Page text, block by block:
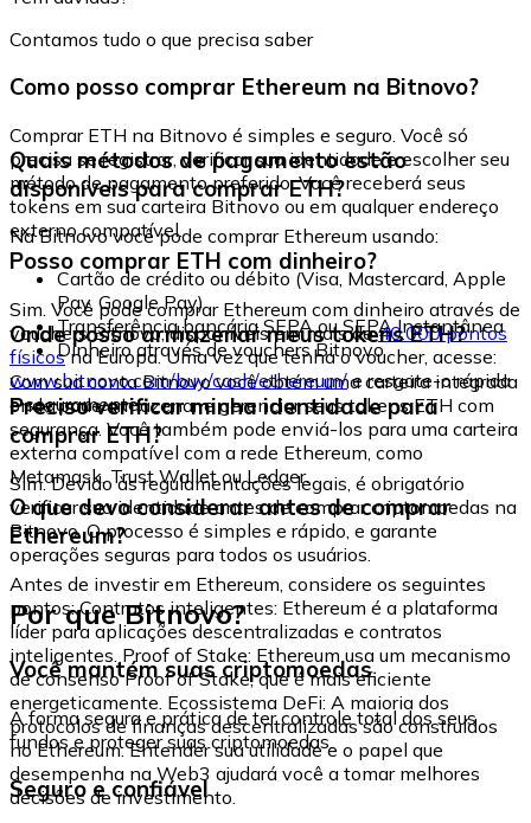
Contamos tudo o que precisa saber
Como posso comprar Ethereum na Bitnovo?
Comprar ETH na Bitnovo é simples e seguro. Você só
precisa se registrar, verificar sua identidade e escolher seu
método de pagamento preferido. Você receberá seus
tokens em sua carteira Bitnovo ou em qualquer endereço
externo compatível.
Quais métodos de pagamento estão
disponíveis para comprar ETH?
Na Bitnovo você pode comprar Ethereum usando:
Cartão de crédito ou débito (Visa, Mastercard, Apple
Pay, Google Pay)
Transferência bancária SEPA ou SEPA Instantânea
Dinheiro através de vouchers Bitnovo
Posso comprar ETH com dinheiro?
Sim. Você pode comprar Ethereum com dinheiro através de
vouchers Bitnovo, disponíveis em mais de40.000 pontos
físicosna Europa. Uma vez que tenha o voucher, acesse:
www.bitnovo.com/buy/cash/ethereum/e resgate-o rápida
e seguramente.
Onde posso armazenar meus tokens ETH?
Com sua conta Bitnovo você obtém uma carteira integrada
onde pode armazenar e gerenciar seus tokens ETH com
segurança. Você também pode enviá-los para uma carteira
externa compatível com a rede Ethereum, como
Metamask, Trust Wallet ou Ledger.
Preciso verificar minha identidade para
comprar ETH?
Sim. Devido às regulamentações legais, é obrigatório
verificar sua identidade antes de comprar criptomoedas na
Bitnovo. O processo é simples e rápido, e garante
operações seguras para todos os usuários.
O que devo considerar antes de comprar
Ethereum?
Antes de investir em Ethereum, considere os seguintes
pontos: Contratos inteligentes: Ethereum é a plataforma
líder para aplicações descentralizadas e contratos
inteligentes. Proof of Stake: Ethereum usa um mecanismo
de consenso Proof of Stake, que é mais eficiente
energeticamente. Ecossistema DeFi: A maioria dos
protocolos de finanças descentralizadas são construídos
no Ethereum. Entender sua utilidade e o papel que
desempenha na Web3 ajudará você a tomar melhores
decisões de investimento.
Por que Bitnovo?
Você mantém suas criptomoedas
A forma segura e prática de ter controle total dos seus
fundos e proteger suas criptomoedas.
Seguro e confiável